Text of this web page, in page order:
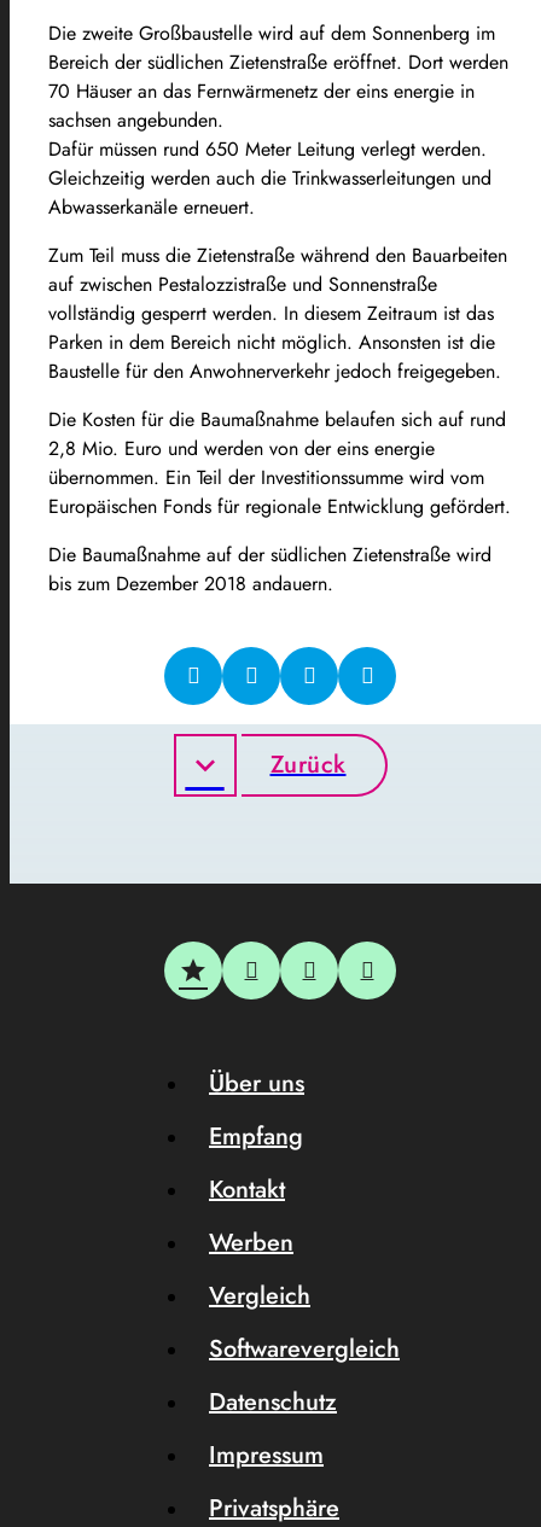
Die zweite Großbaustelle wird auf dem Sonnenberg im
Bereich der südlichen Zietenstraße eröffnet. Dort werden
70 Häuser an das Fernwärmenetz der eins energie in
sachsen angebunden.
Dafür müssen rund 650 Meter Leitung verlegt werden.
Gleichzeitig werden auch die Trinkwasserleitungen und
Abwasserkanäle erneuert.
Zum Teil muss die Zietenstraße während den Bauarbeiten
auf zwischen Pestalozzistraße und Sonnenstraße
vollständig gesperrt werden. In diesem Zeitraum ist das
Parken in dem Bereich nicht möglich. Ansonsten ist die
Baustelle für den Anwohnerverkehr jedoch freigegeben.
Die Kosten für die Baumaßnahme belaufen sich auf rund
2,8 Mio. Euro und werden von der eins energie
übernommen. Ein Teil der Investitionssumme wird vom
Europäischen Fonds für regionale Entwicklung gefördert.
Die Baumaßnahme auf der südlichen Zietenstraße wird
bis zum Dezember 2018 andauern.
Zurück
Über uns
Empfang
Kontakt
Werben
Vergleich
Softwarevergleich
Datenschutz
Impressum
Privatsphäre